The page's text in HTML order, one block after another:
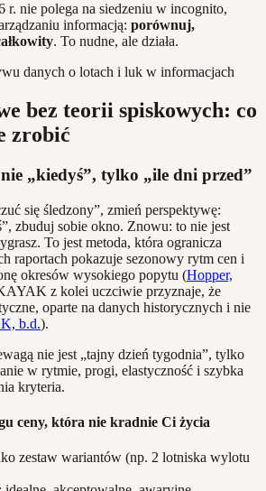
r. nie polega na siedzeniu w incognito,
informacją: porównuj,
. To nudne, ale działa.
bez teorii spiskowych: co
zrobić
„kiedyś”, tylko „ile dni przed”
się śledzony”, zmień perspektywę:
zbuduj sobie okno. Znowu: to nie jest
To jest metoda, która ogranicza
raportach pokazuje sezonowy rytm cen i
okresów wysokiego popytu (Hopper,
z kolei uczciwie przyznaje, że
oparte na danych historycznych i nie
b.d.).
nie jest „tajny dzień tygodnia”, tylko
w rytmie, progi, elastyczność i szybka
kryteria.
ceny, która nie kradnie Ci życia
zestaw wariantów (np. 2 lotniska wylotu